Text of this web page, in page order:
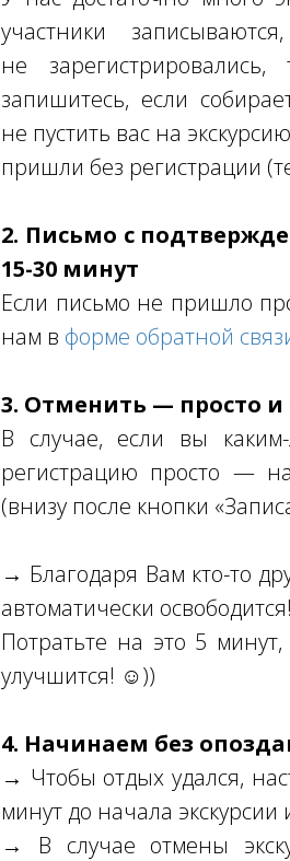
участники
не
запишитесь, если
не пустить вас на
пришли без регистрации
2. Письмо с
15-30 минут
Если письмо не пришло
нам в форме обратной
3. Отменить — просто и
В случае, если вы
регистрацию просто —
(внизу после кнопки
→ Благодаря Вам кто-то
автоматически освободится!
Потратьте на это 5
улучшится! ☺))
4. Начинаем без
→ Чтобы отдых удался,
минут до начала экскурсии
→ В случае отмены